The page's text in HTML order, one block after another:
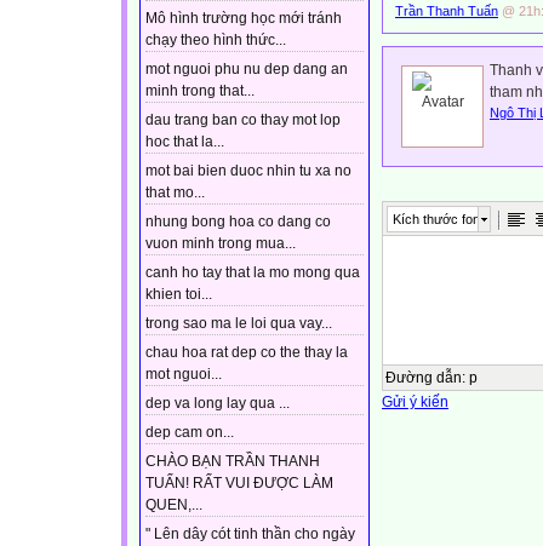
Mô hình trường học mới tránh
chạy theo hình thức...
mot nguoi phu nu dep dang an
minh trong that...
dau trang ban co thay mot lop
hoc that la...
mot bai bien duoc nhin tu xa no
that mo...
nhung bong hoa co dang co
vuon minh trong mua...
canh ho tay that la mo mong qua
khien toi...
trong sao ma le loi qua vay...
chau hoa rat dep co the thay la
mot nguoi...
dep va long lay qua ...
dep cam on...
CHÀO BẠN TRẦN THANH
TUẤN! RẤT VUI ĐƯỢC LÀM
QUEN,...
" Lên dây cót tinh thần cho ngày
Trần Thanh Tuấn @
Thanh
tham
Ngô Thị
Kích thước font
Đường dẫn: p
Gửi ý kiến